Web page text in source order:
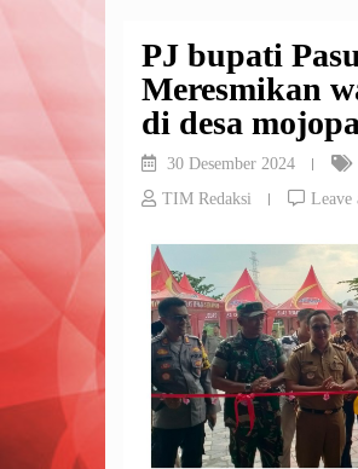
PJ bupati
Meresmikan
di desa
30 Desember 2024
TIM Redaksi
Leave